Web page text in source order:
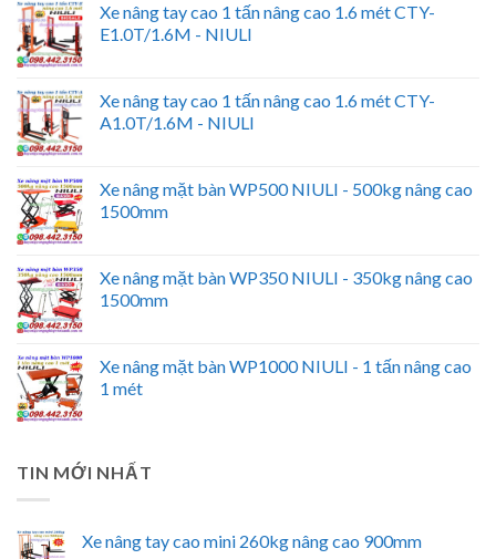
Xe nâng tay cao 1 tấn nâng cao 1.6 mét CTY-
E1.0T/1.6M - NIULI
Xe nâng tay cao 1 tấn nâng cao 1.6 mét CTY-
A1.0T/1.6M - NIULI
Xe nâng mặt bàn WP500 NIULI - 500kg nâng cao
1500mm
Xe nâng mặt bàn WP350 NIULI - 350kg nâng cao
1500mm
Xe nâng mặt bàn WP1000 NIULI - 1 tấn nâng cao
1 mét
TIN MỚI NHẤT
Xe nâng tay cao mini 260kg nâng cao 900mm